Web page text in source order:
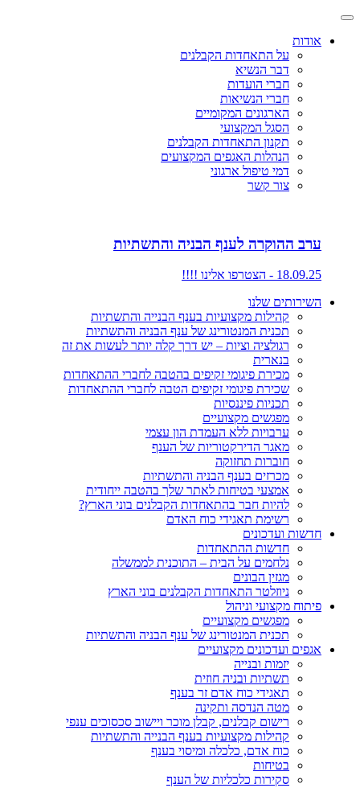
אודות
על התאחדות הקבלנים
דבר הנשיא
חברי הועדות
חברי הנשיאות
הארגונים המקומיים
הסגל המקצועי
תקנון התאחדות הקבלנים
הנהלות האגפים המקצועים
דמי טיפול ארגוני
צור קשר
ערב ההוקרה לענף הבניה והתשתיות
18.09.25 - הצטרפו אלינו !!!!
השירותים שלנו
קהילות מקצועיות בענף הבנייה והתשתיות
תכנית המנטורינג של ענף הבניה והתשתיות
רגולציה וציות – יש דרך קלה יותר לעשות את זה
בנארית
מכירת פיגומי זקיפים בהטבה לחברי ההתאחדות
שכירת פיגומי זקיפים הטבה לחברי ההתאחדות
תכניות פיננסיות
מפגשים מקצועיים
ערבויות ללא העמדת הון עצמי
מאגר הדירקטוריות של הענף
חוברות תחזוקה
מכרזים בענף הבניה והתשתיות
אמצעי בטיחות לאתר שלך בהטבה ייחודית
להיות חבר בהתאחדות הקבלנים בוני הארץ?
רשימת תאגידי כוח האדם
חדשות ועדכונים
חדשות ההתאחדות
נלחמים על הבית – התוכנית לממשלה
מגזין הבונים
ניוזלטר התאחדות הקבלנים בוני הארץ
פיתוח מקצועי וניהול
מפגשים מקצועיים
תכנית המנטורינג של ענף הבניה והתשתיות
אגפים ועדכונים מקצועיים
יזמות ובנייה
תשתיות ובניה חוזית
תאגידי כוח אדם זר בענף
מטה הנדסה ותקינה
רישום קבלנים, קבלן מוכר ויישוב סכסוכים ענפי
קהילות מקצועיות בענף הבנייה והתשתיות
כוח אדם, כלכלה ומיסוי בענף
בטיחות
סקירות כלכליות של הענף